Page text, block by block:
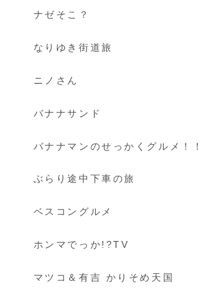
ナゼそこ？
なりゆき街道旅
ニノさん
バナナサンド
バナナマンのせっかくグルメ！！
ぶらり途中下車の旅
ベスコングルメ
ホンマでっか!?TV
マツコ＆有吉 かりそめ天国